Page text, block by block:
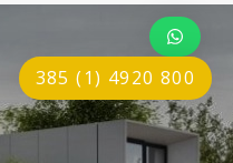
385 (1) 4920 800